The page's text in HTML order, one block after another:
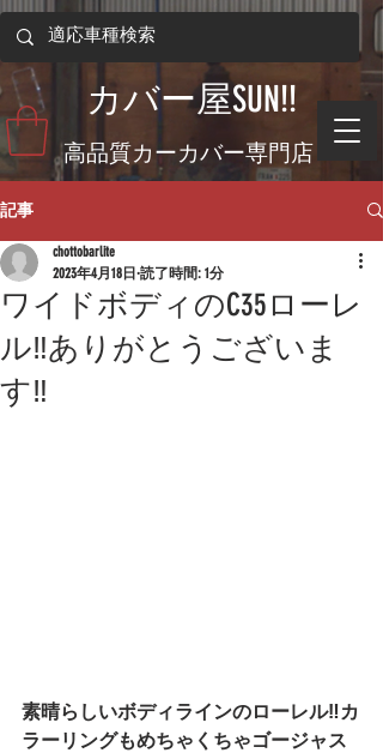
​高品質カーカバー専門店
​カバー屋SUN!!
記事
ワイドボディのC35ローレ
ル‼ありがとうございま
す‼
chottobarlite
2023年4月18日 読了時間: 1分
素晴らしいボディラインのローレル‼カ
ラーリングもめちゃくちゃゴージャス